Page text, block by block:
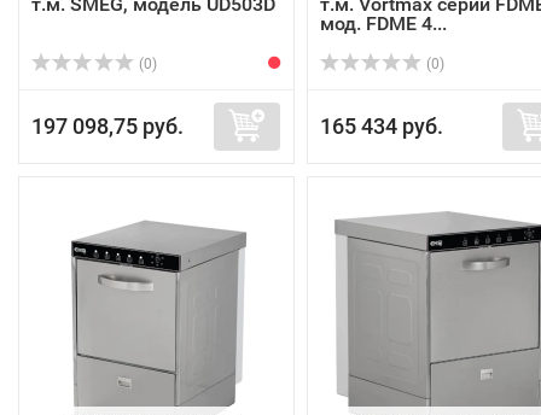
(0)
197 098,75 руб.
мод. FDME 4...
(0)
165 434 руб.